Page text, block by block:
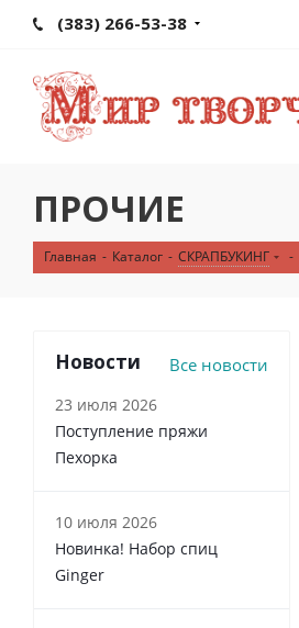
(383) 266-53-38
ПРОЧИЕ
Главная - Каталог - СКРАПБУКИНГ -
Новости Все новости
23 июля 2026
Поступление пряжи
Пехорка
10 июля 2026
Новинка! Набор спиц
Ginger